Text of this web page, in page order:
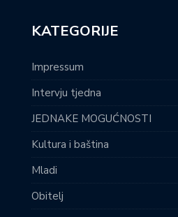
KATEGORIJE
Impressum
Intervju tjedna
JEDNAKE MOGUĆNOSTI
Kultura i baština
Mladi
Obitelj